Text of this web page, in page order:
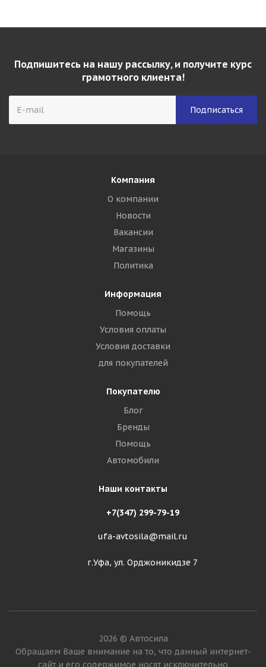
Подпишитесь на нашу рассылку, и получите курс
грамотного клиента!
Компания
О компании
Новости
Вакансии
Магазины
Политика
Информация
Помощь
Условия оплаты
Условия доставки
для покупателей
Покупателю
Блог
Бренды
Помощь
Автомобили
Наши контакты
+7(347) 299-79-19
ufa-avtosila@mail.ru
г.Уфа, ул. Орджоникидзе 7
2026 © Автосила
Обращаем Ваше внимание на то, что данный интернет-
сайт и его содержимое носят исключительно